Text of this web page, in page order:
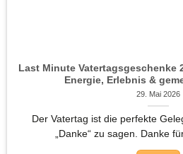
Last Minute Vatertagsgeschenke
Energie, Erlebnis &
29. Mai 2026
Der Vatertag ist die perfekte
„Danke“ zu sagen. Danke